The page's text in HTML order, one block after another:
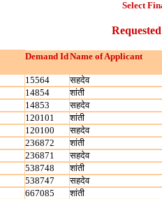
Select
Demand IdName of Applicant
15564
सहदेव
14854
शांती
14853
सहदेव
120101
शांती
120100
सहदेव
236872
शांती
236871
सहदेव
538748
शांती
538747
सहदेव
667085
शांती